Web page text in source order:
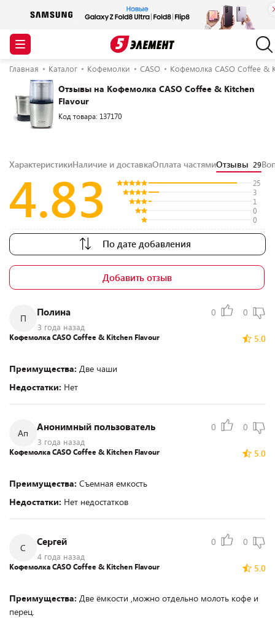
Главная Каталог Кофемолки CASO Кофемолка CASO Coffee &
Отзывы на Кофемолка CASO Coffee & Kitchen
Flavour
Код товара: 137170
ХарактеристикиНаличие и доставкаОплата частямиОтзывы 29
4.83
25
3
1
0
0
По дате добавления
Добавить отзыв
П
Полина
3 года назад
0 0
5.0
Кофемолка CASO Coffee & Kitchen Flavour
Преимущества: Две чаши
Недостатки: Нет
Ап
Анонимный пользователь
3 года назад
0 0
5.0
Кофемолка CASO Coffee & Kitchen Flavour
Преимущества: Съемная емкость
Недостатки: Нет недостатков
С
Сергей
4 года назад
0 0
5.0
Кофемолка CASO Coffee & Kitchen Flavour
Преимущества: Две ёмкости ,можно отдельно молоть кофе и
перец.